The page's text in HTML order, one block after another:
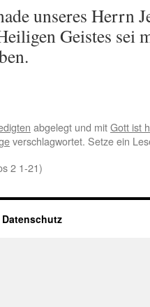
unseres Herrn
Geistes sei
abgelegt und mitGott ist
verschlagwortet. Setze ein
2 1-21)